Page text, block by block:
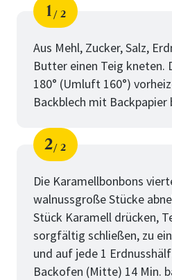
Schritt
1
von
2
Aus Mehl, Zucker, Salz,
Butter einen Teig kneten.
180° (Umluft 160°)
Backblech mit Backpapier
Schritt
2
von
2
Die Karamellbonbons
walnussgroße Stücke
Stück Karamell drücken,
sorgfältig schließen, zu
und auf jede 1
Backofen (Mitte) 14 Min.